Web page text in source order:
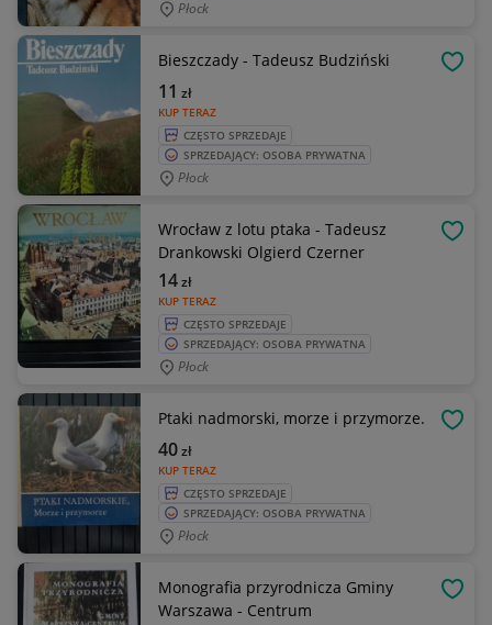
Płock
Bieszczady - Tadeusz Budziński
KUP TERAZ
11 zł
CZĘSTO SPRZEDAJE
SPRZEDAJĄCY: OSOBA PRYWATNA
Płock
Wrocław z lotu ptaka - Tadeusz
Drankowski Olgierd Czerner
KUP TERAZ
14zł
CZĘSTO SPRZEDAJE
SPRZEDAJĄCY: OSOBA PRYWATNA
Płock
Ptaki nadmorski, morze i przymorze.
KUP TERAZ
40zł
CZĘSTO SPRZEDAJE
SPRZEDAJĄCY: OSOBA PRYWATNA
Płock
Monografia przyrodnicza Gminy
Warszawa - Centrum